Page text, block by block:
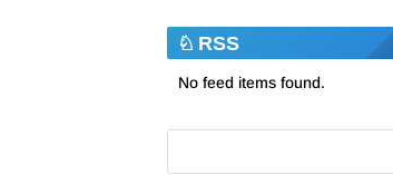
RSS
No feed items found.